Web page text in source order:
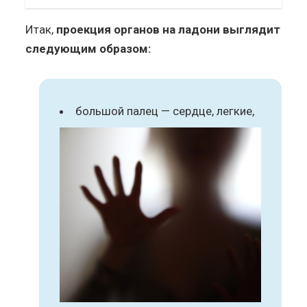
Итак, проекция органов на ладони выглядит
следующим образом:
большой палец — сердце, легкие,